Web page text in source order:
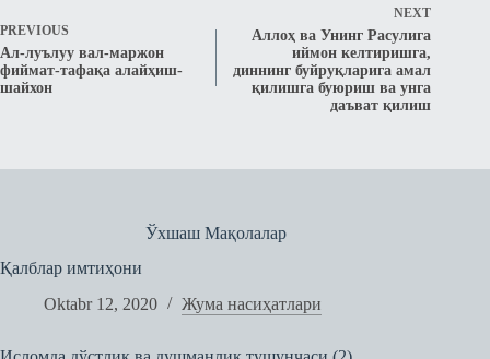
PREVIOUS
Ал-луълуу вал-маржoн
фиймат-тафақа алайҳиш-
шайхон
NEXT
Аллоҳ ва Унинг Расулига
иймон келтиришга,
диннинг буйруқларига амал
қилишга буюриш ва унга
даъват қилиш
Ўхшаш Мақолалар
Қалблар имтиҳони
Oktabr 12, 2020
Жума насиҳатлари